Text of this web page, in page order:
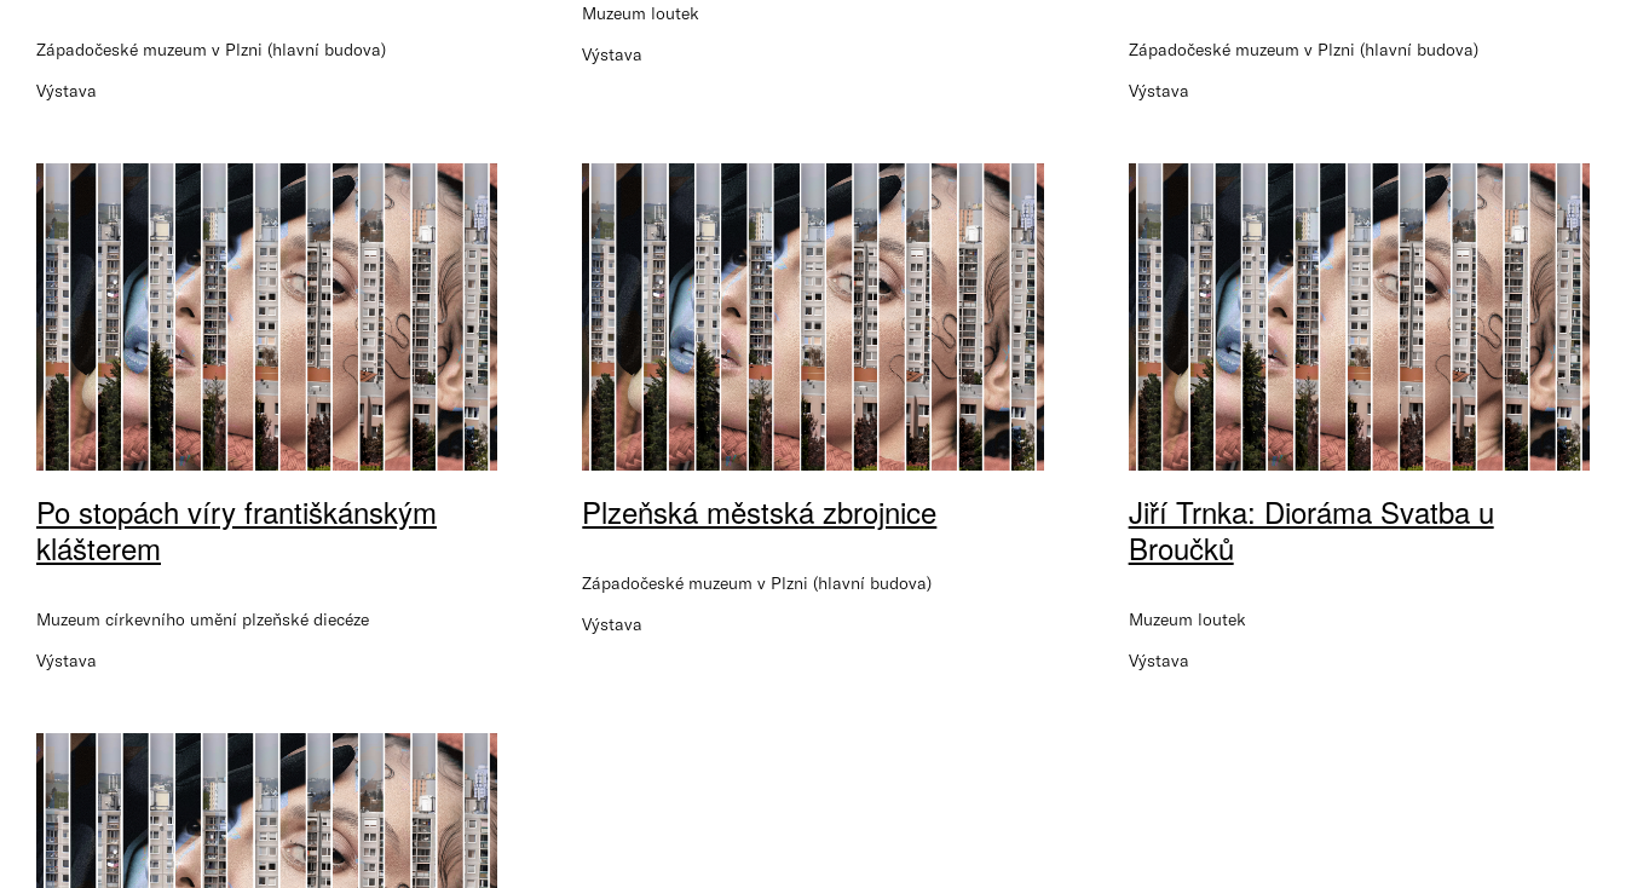
Západočeské muzeum v Plzni (hlavní budova)
Výstava
Muzeum loutek
Výstava
Západočeské muzeum v Plzni (hlavní budova)
Výstava
Po stopách víry františkánským
klášterem
Muzeum církevního umění plzeňské diecéze
Výstava
Plzeňská městská zbrojnice
Západočeské muzeum v Plzni (hlavní budova)
Výstava
Jiří Trnka: Dioráma Svatba u
Broučků
Muzeum loutek
Výstava